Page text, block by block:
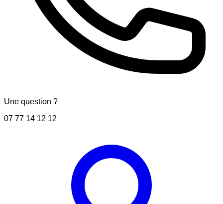
Une question ?
07 77 14 12 12